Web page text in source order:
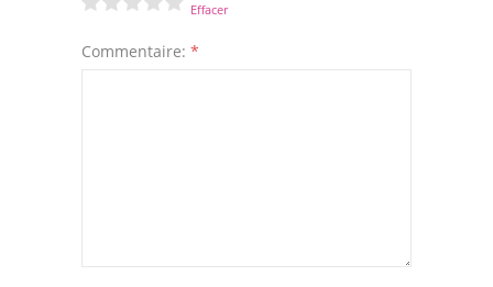
Effacer
Commentaire: *